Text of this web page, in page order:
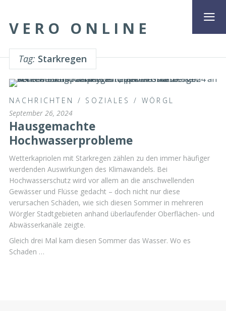
VERO ONLINE
Tag: Starkregen
NACHRICHTEN / SOZIALES / WÖRGL
September 26, 2024
Hausgemachte
Hochwasserprobleme
Wetterkapriolen mit Starkregen zählen zu den immer häufiger
werdenden Auswirkungen des Klimawandels. Bei
Hochwasserschutz wird vor allem an die anschwellenden
Gewässer und Flüsse gedacht – doch nicht nur diese
verursachen Schäden, wie sich diesen Sommer in mehreren
Wörgler Stadtgebieten anhand überlaufender Oberflächen- und
Abwässerkanäle zeigte.
Gleich drei Mal kam diesen Sommer das Wasser. Wo es
Schaden …